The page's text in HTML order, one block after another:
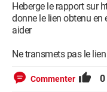
O23 - Service:
Macrovision
(IKEEXT) - Unknown
O23 - Service:
Heberge le rapport sur
donne le lien obtenu
aider
Ne transmets pas le
Commenter 0